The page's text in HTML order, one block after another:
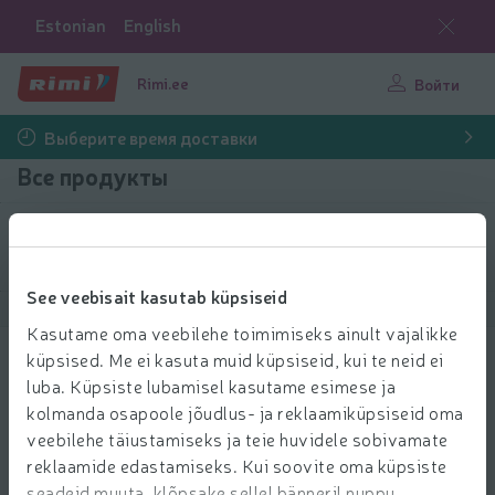
See veebisait kasutab küpsiseid
Kasutame oma veebilehe toimimiseks ainult vajalikke
küpsised. Me ei kasuta muid küpsiseid, kui te neid ei
luba. Küpsiste lubamisel kasutame esimese ja
kolmanda osapoole jõudlus- ja reklaamiküpsiseid oma
veebilehe täiustamiseks ja teie huvidele sobivamate
reklaamide edastamiseks. Kui soovite oma küpsiste
Estonian English
Rimi.ee Войти
Выберите время доставки
Все продукты
Выбрать продукты
Показать продукты
Varuterad Gillette Venus 4tk
18.99 € за шт.
1899 Цена за единицу: 4,75 €/шт.
4,75 €/шт.
Добавить в корзину